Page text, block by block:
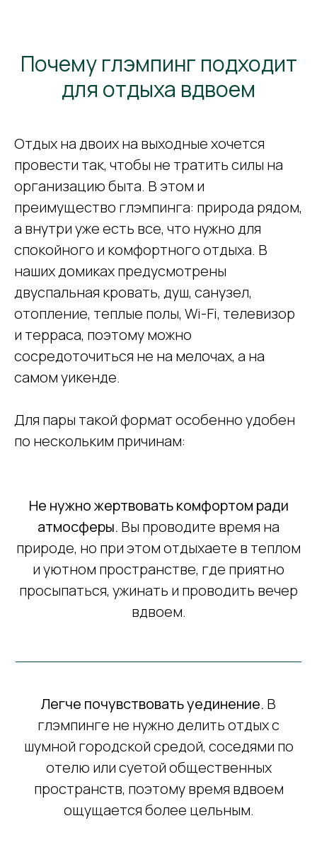
Почему глэмпинг подходит
для отдыха вдвоем
Отдых на двоих на выходные хочется
провести так, чтобы не тратить силы на
организацию быта. В этом и
преимущество глэмпинга: природа рядом,
а внутри уже есть все, что нужно для
спокойного и комфортного отдыха. В
наших домиках предусмотрены
двуспальная кровать, душ, санузел,
отопление, теплые полы, Wi-Fi, телевизор
и терраса, поэтому можно
сосредоточиться не на мелочах, а на
самом уикенде.
Для пары такой формат особенно удобен
по нескольким причинам:
Не нужно жертвовать комфортом ради
атмосферы. Вы проводите время на
природе, но при этом отдыхаете в теплом
и уютном пространстве, где приятно
просыпаться, ужинать и проводить вечер
вдвоем.
Легче почувствовать уединение. В
глэмпинге не нужно делить отдых с
шумной городской средой, соседями по
отелю или суетой общественных
пространств, поэтому время вдвоем
ощущается более цельным.